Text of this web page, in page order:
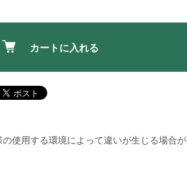
カートに入れる
使用する環境によって違いが生じる場合が